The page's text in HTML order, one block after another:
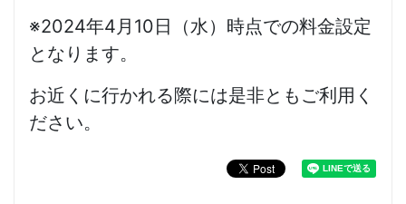
※2024年4月10日（水）時点での料金設定
となります。
お近くに行かれる際には是非ともご利用く
ださい。